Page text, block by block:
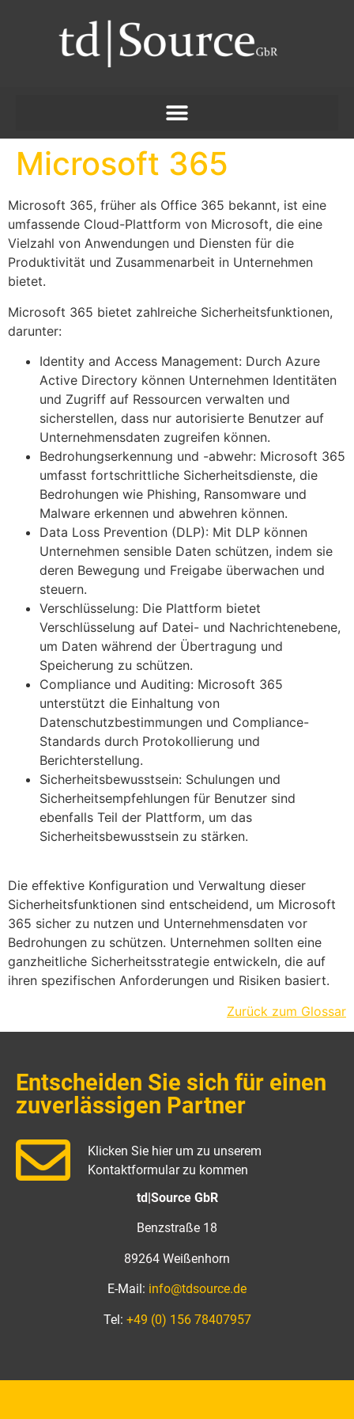
Microsoft 365
Microsoft 365, früher als Office 365 bekannt, ist eine
umfassende Cloud-Plattform von Microsoft, die eine
Vielzahl von Anwendungen und Diensten für die
Produktivität und Zusammenarbeit in Unternehmen
bietet.
Microsoft 365 bietet zahlreiche Sicherheitsfunktionen,
darunter:
Identity and Access Management: Durch Azure
Active Directory können Unternehmen Identitäten
und Zugriff auf Ressourcen verwalten und
sicherstellen, dass nur autorisierte Benutzer auf
Unternehmensdaten zugreifen können.
Bedrohungserkennung und -abwehr: Microsoft 365
umfasst fortschrittliche Sicherheitsdienste, die
Bedrohungen wie Phishing, Ransomware und
Malware erkennen und abwehren können.
Data Loss Prevention (DLP): Mit DLP können
Unternehmen sensible Daten schützen, indem sie
deren Bewegung und Freigabe überwachen und
steuern.
Verschlüsselung: Die Plattform bietet
Verschlüsselung auf Datei- und Nachrichtenebene,
um Daten während der Übertragung und
Speicherung zu schützen.
Compliance und Auditing: Microsoft 365
unterstützt die Einhaltung von
Datenschutzbestimmungen und Compliance-
Standards durch Protokollierung und
Berichterstellung.
Sicherheitsbewusstsein: Schulungen und
Sicherheitsempfehlungen für Benutzer sind
ebenfalls Teil der Plattform, um das
Sicherheitsbewusstsein zu stärken.
Die effektive Konfiguration und Verwaltung dieser
Sicherheitsfunktionen sind entscheidend, um Microsoft
365 sicher zu nutzen und Unternehmensdaten vor
Bedrohungen zu schützen. Unternehmen sollten eine
ganzheitliche Sicherheitsstrategie entwickeln, die auf
ihren spezifischen Anforderungen und Risiken basiert.
Zurück zum Glossar
Entscheiden Sie sich für einen
zuverlässigen Partner
Klicken Sie hier um zu unserem
Kontaktformular zu kommen
td|Source GbR
Benzstraße 18
89264 Weißenhorn
E-Mail: info@tdsource.de
Tel: +49 (0) 156 78407957